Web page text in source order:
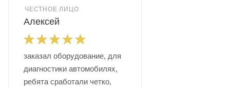
ЧЕСТНОЕ ЛИЦО
Алексей
заказал оборудование, для
диагностики автомобилях,
ребята сработали четко,